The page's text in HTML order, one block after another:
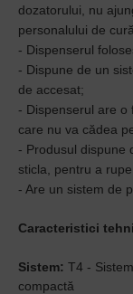
dozatorului, nu
personalului de
- Dispenserul
- Dispune de un
de accesat;
- Dispenserul are o
care nu va cădea
- Produsul dispune
sticla, pentru a
- Are un sistem de
Caracteristici
Sistem: T4 -
compactă